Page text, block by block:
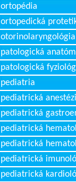
ortopédia
ortopedická
otorinolaryngológia
patologická
patologická
pediatria
pediatrická
pediatrická
pediatrická
pediatrická
pediatrická
pediatrická